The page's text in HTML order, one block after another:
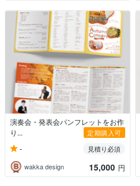
演奏会・発表会パンフレットをお作
り...
定期購入可
-
見積り必須
wakka design
15,000 円